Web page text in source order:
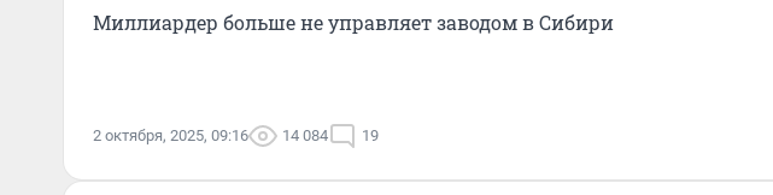
Миллиардер больше не управляет заводом в Сибири
2 октября, 2025, 09:16 14 084 19